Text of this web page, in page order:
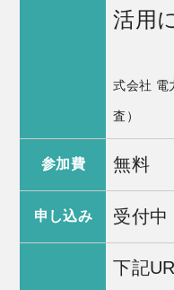
活用
大
式会社 電
査）
参加費 無料
申し込み 受付中
下記